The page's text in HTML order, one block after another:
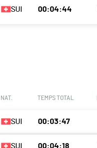
SUI 00:04:44
NAT. TEMPS TOTAL
SUI 00:03:47
SUI 00:04:18